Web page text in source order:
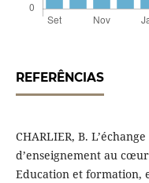
REFERÊNCIAS
CHARLIER, B.
d’enseignement au
Education et formation,